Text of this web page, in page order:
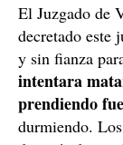
El Juzgado de
decretado este
y sin fianza
intentara
prendiendo
durmiendo.